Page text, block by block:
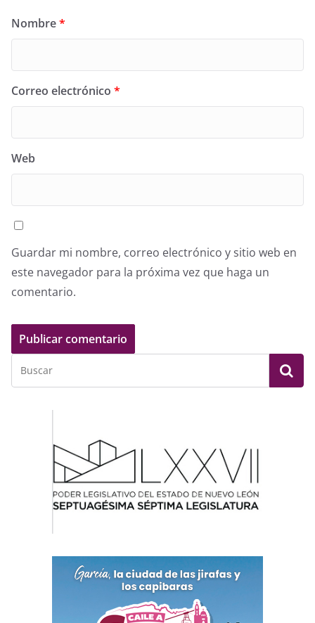
Nombre*
Correo electrónico *
Web
Guardar mi nombre, correo electrónico y sitio web en
este navegador para la próxima vez que haga un
comentario.